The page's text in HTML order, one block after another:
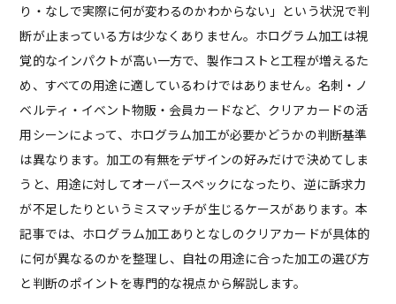
り・なしで実際に何が変わるのかわからない」という状況で判
断が止まっている方は少なくありません。ホログラム加工は視
覚的なインパクトが高い一方で、製作コストと工程が増えるた
め、すべての用途に適しているわけではありません。名刺・ノ
ベルティ・イベント物販・会員カードなど、クリアカードの活
用シーンによって、ホログラム加工が必要かどうかの判断基準
は異なります。加工の有無をデザインの好みだけで決めてしま
うと、用途に対してオーバースペックになったり、逆に訴求力
が不足したりというミスマッチが生じるケースがあります。本
記事では、ホログラム加工ありとなしのクリアカードが具体的
に何が異なるのかを整理し、自社の用途に合った加工の選び方
と判断のポイントを専門的な視点から解説します。